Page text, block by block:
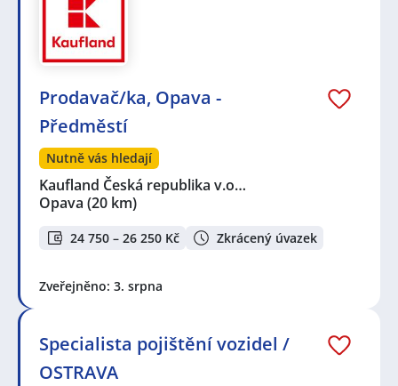
Prodavač/ka, Opava -
Předměstí
Nutně vás hledají
Kaufland Česká republika v.o…
Opava (20 km)
24 750 – 26 250 Kč Zkrácený úvazek
Zveřejněno: 3. srpna
Specialista pojištění vozidel /
OSTRAVA